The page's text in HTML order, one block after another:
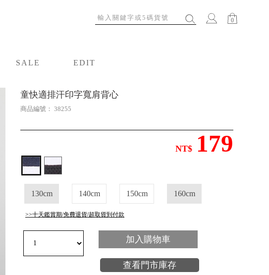
0
SALE
EDIT
童快適排汗印字寬肩背心
商品編號： 38255
NT$ 179
130cm 140cm 150cm 160cm
>>十天鑑賞期/免費退貨/超取貨到付款
加入購物車
查看門市庫存